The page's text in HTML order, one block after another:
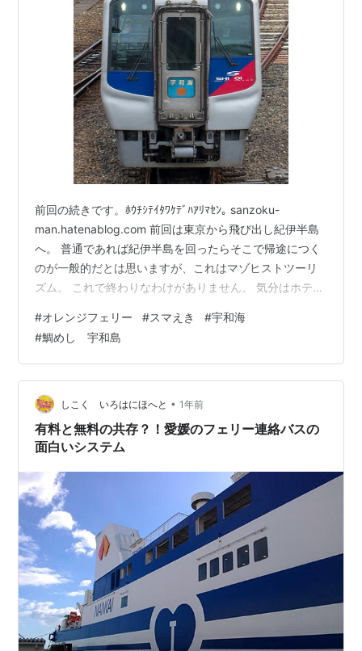
前回の続きです。ﾎｳﾁｼﾃｲﾀﾜｹﾃﾞﾊｱﾘﾏｾﾝ｡ sanzoku-
man.hatenablog.com 前回は東京から飛び出し紀伊半島
へ。 普通であれば紀伊半島を回ったらそこで帰途につく
のが一般的だとは思いますが、これはマゾヒストツーリ
ズム。 これで終わりなわけがありません。 気分はホテ
宇和島さんぽ 道後温泉温泉抜き 端から端へ 明石海峡大
橋リターンズ 公共交通機関コンプ おわりに 気分はホテ
ル？ 三重・和歌山を回って大阪の港にきました。港です
からここからはお船なのですが 行先は門司港や東予港。
この時の時刻は9時前なので、すでに名門大洋…
#オレンジフェリー #スマえき #宇和海
#鯛めし 宇和島
しこく いろはにほへと • 1年前
有料と無料の共存？！愛媛のフェリー連絡バスの
面白いシステム